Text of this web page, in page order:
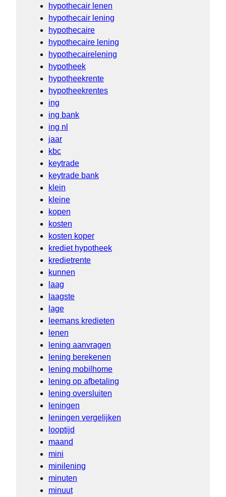
hypothecair lenen
hypothecair lening
hypothecaire
hypothecaire lening
hypothecairelening
hypotheek
hypotheekrente
hypotheekrentes
ing
ing bank
ing nl
jaar
kbc
keytrade
keytrade bank
klein
kleine
kopen
kosten
kosten koper
krediet hypotheek
kredietrente
kunnen
laag
laagste
lage
leemans kredieten
lenen
lening aanvragen
lening berekenen
lening mobilhome
lening op afbetaling
lening oversluiten
leningen
leningen vergelijken
looptijd
maand
mini
minilening
minuten
minuut